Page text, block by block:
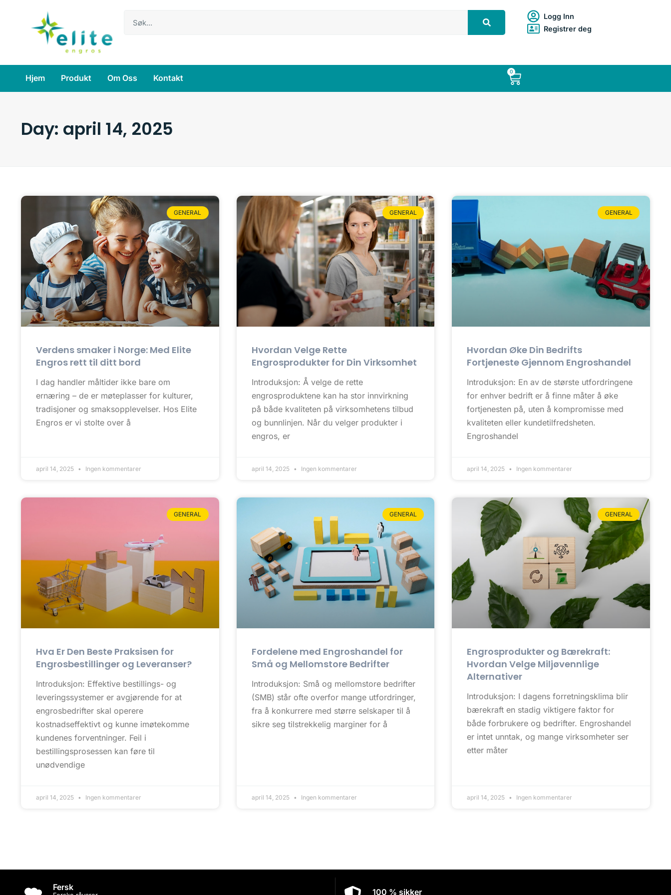
Logg Inn
Registrer deg
Hjem Produkt Om Oss Kontakt
0
Day: april 14, 2025
GENERAL
Verdens smaker i Norge: Med Elite
Engros rett til ditt bord
I dag handler måltider ikke bare om
ernæring – de er møteplasser for kulturer,
tradisjoner og smaksopplevelser. Hos Elite
Engros er vi stolte over å
april 14, 2025 Ingen kommentarer
GENERAL
Hvordan Velge Rette
Engrosprodukter for Din Virksomhet
Introduksjon: Å velge de rette
engrosproduktene kan ha stor innvirkning
på både kvaliteten på virksomhetens tilbud
og bunnlinjen. Når du velger produkter i
engros, er
april 14, 2025 Ingen kommentarer
GENERAL
Hvordan Øke Din Bedrifts
Fortjeneste Gjennom Engroshandel
Introduksjon: En av de største utfordringene
for enhver bedrift er å finne måter å øke
fortjenesten på, uten å kompromisse med
kvaliteten eller kundetilfredsheten.
Engroshandel
april 14, 2025 Ingen kommentarer
GENERAL
Hva Er Den Beste Praksisen for
Engrosbestillinger og Leveranser?
Introduksjon: Effektive bestillings- og
leveringssystemer er avgjørende for at
engrosbedrifter skal operere
kostnadseffektivt og kunne imøtekomme
kundenes forventninger. Feil i
bestillingsprosessen kan føre til
unødvendige
april 14, 2025 Ingen kommentarer
GENERAL
Fordelene med Engroshandel for
Små og Mellomstore Bedrifter
Introduksjon: Små og mellomstore bedrifter
(SMB) står ofte overfor mange utfordringer,
fra å konkurrere med større selskaper til å
sikre seg tilstrekkelig marginer for å
april 14, 2025 Ingen kommentarer
GENERAL
Engrosprodukter og Bærekraft:
Hvordan Velge Miljøvennlige
Alternativer
Introduksjon: I dagens forretningsklima blir
bærekraft en stadig viktigere faktor for
både forbrukere og bedrifter. Engroshandel
er intet unntak, og mange virksomheter ser
etter måter
april 14, 2025 Ingen kommentarer
Fersk 100 % sikker